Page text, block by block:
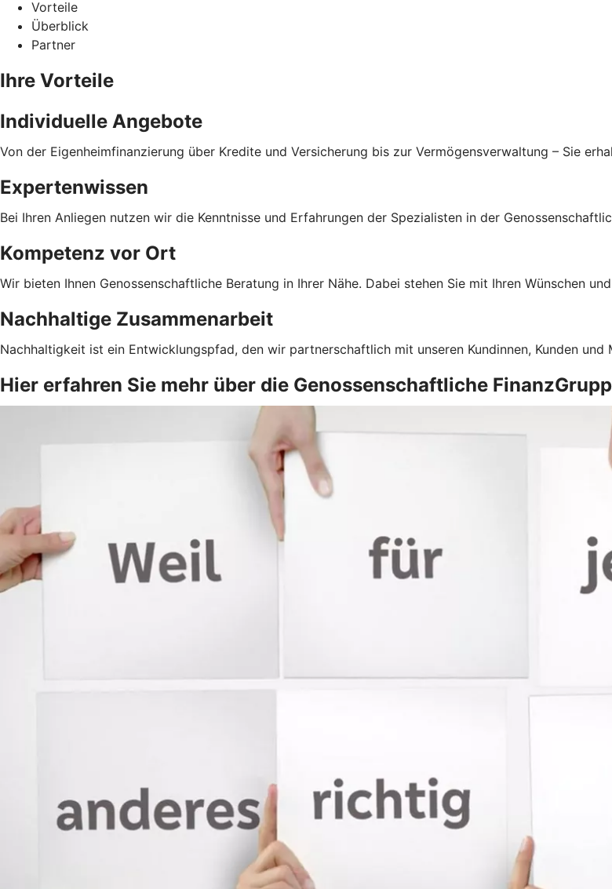
Vorteile
Überblick
Partner
Ihre Vorteile
Individuelle Angebote
Von der Eigenheimfinanzierung über Kredite und Versicherung bis zur Vermögensverwaltung – Sie
Expertenwissen
Bei Ihren Anliegen nutzen wir die Kenntnisse und Erfahrungen der Spezialisten in der
Kompetenz vor Ort
Wir bieten Ihnen Genossenschaftliche Beratung in Ihrer Nähe. Dabei stehen Sie mit Ihren Wünschen
Nachhaltige Zusammenarbeit
Nachhaltigkeit ist ein Entwicklungspfad, den wir partnerschaftlich mit unseren Kundinnen, Kunden
Hier erfahren Sie mehr über die Genossenschaftliche